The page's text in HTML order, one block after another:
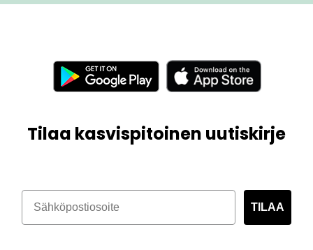
Tilaa kasvispitoinen uutiskirje
TILAA